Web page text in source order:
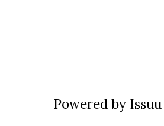
Powered by Issuu